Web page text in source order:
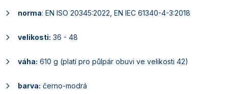
norma: EN ISO 20345:2022, EN IEC 61340-4-3:2018
velikosti: 36 - 48
váha: 610 g (platí pro půlpár obuvi ve velikosti 42)
barva: černo-modrá